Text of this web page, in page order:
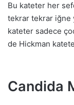
Bu kateter her
tekrar tekrar iğne
kateter sadece
de Hickman
Candida